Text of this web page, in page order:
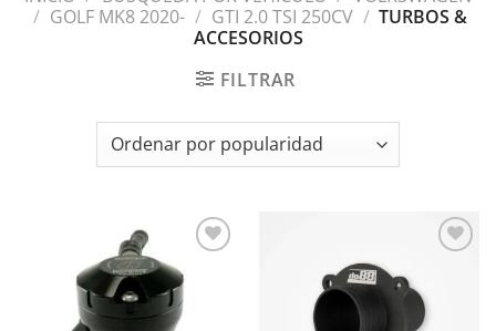
/ GOLF MK8 2020- / GTI 2.0 TSI 250CV / TURBOS &
ACCESORIOS
FILTRAR
deseos
lista de
deseos